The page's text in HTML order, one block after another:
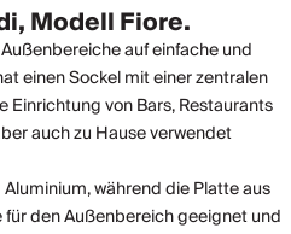
Modell Fiore.
auf einfache und
einen Sockel mit einer zentralen
Einrichtung von Bars, Restaurants
auch zu Hause verwendet
während die Platte aus
den Außenbereich geeignet und